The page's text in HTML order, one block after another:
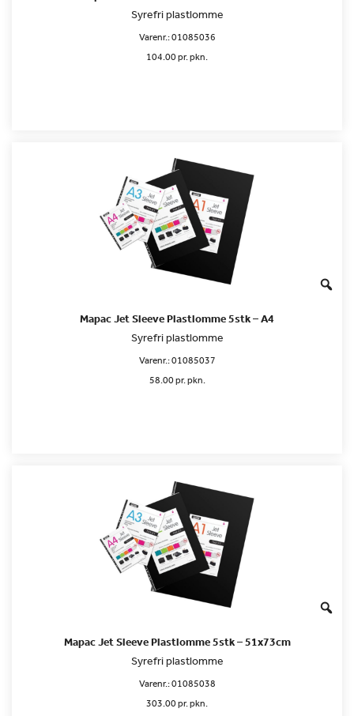
Syrefri plastlomme
Varenr.:01085036
104.00 pr. pkn.
Mapac Jet Sleeve Plastlomme 5stk – A4
Syrefri plastlomme
Varenr.:01085037
58.00 pr. pkn.
Mapac Jet Sleeve Plastlomme 5stk – 51x73cm
Syrefri plastlomme
Varenr.:01085038
303.00 pr. pkn.